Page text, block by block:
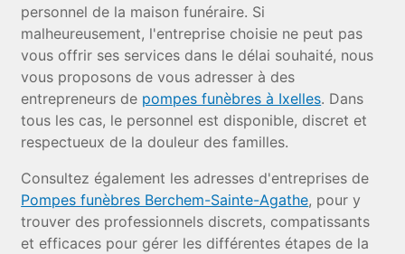
personnel de la maison funéraire. Si
malheureusement, l'entreprise choisie ne peut pas
vous offrir ses services dans le délai souhaité, nous
vous proposons de vous adresser à des
entrepreneurs de pompes funèbres à Ixelles. Dans
tous les cas, le personnel est disponible, discret et
respectueux de la douleur des familles.
Consultez également les adresses d'entreprises de
Pompes funèbres Berchem-Sainte-Agathe, pour y
trouver des professionnels discrets, compatissants
et efficaces pour gérer les différentes étapes de la